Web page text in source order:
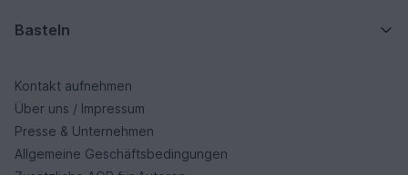
Basteln
Kontakt aufnehmen
Über uns / Impressum
Presse & Unternehmen
Allgemeine Geschäftsbedingungen